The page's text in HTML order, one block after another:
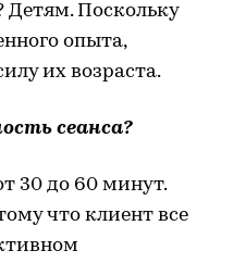
Детям. Поскольку
опыта,
их возраста.
сеанса?
30 до 60 минут.
что клиент все